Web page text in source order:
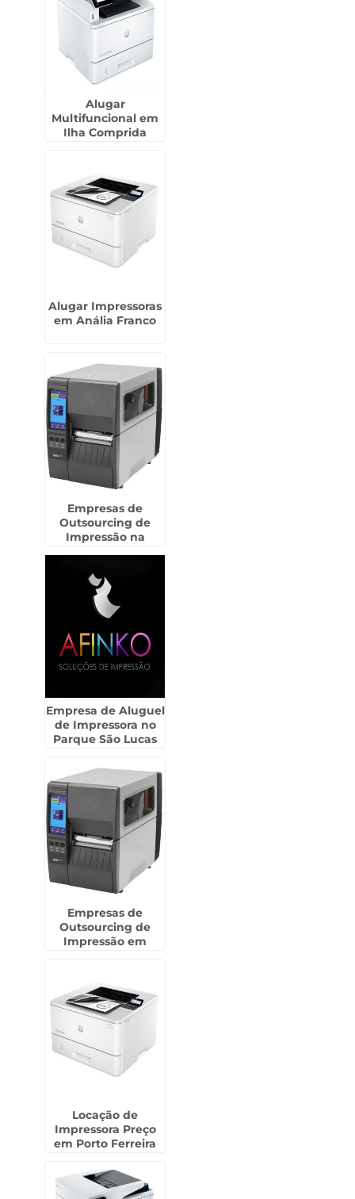
Alugar
Multifuncional em
Ilha Comprida
Alugar Impressoras
em Anália Franco
Empresas de
Outsourcing de
Impressão na
Empresa de Aluguel
de Impressora no
Parque São Lucas
Empresas de
Outsourcing de
Impressão em
Locação de
Impressora Preço
em Porto Ferreira